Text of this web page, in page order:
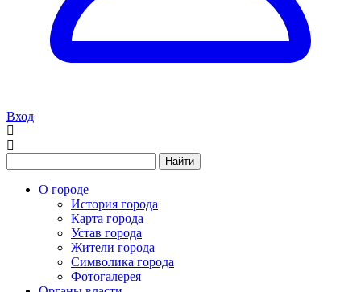
Вход
Найти
О городе
История города
Карта города
Устав города
Жители города
Символика города
Фотогалерея